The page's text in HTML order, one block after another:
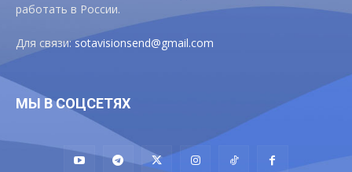
работать в России.
Для связи:sotavisionsend@gmail.com
МЫ В СОЦСЕТЯХ